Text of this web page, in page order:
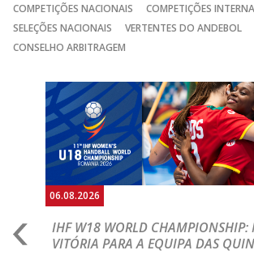
COMPETIÇÕES NACIONAIS
COMPETIÇÕES
SELEÇÕES NACIONAIS
VERTENTES DO ANDEBOL
CONSELHO ARBITRAGEM
06.08.2026
IHF W18 WORLD CHAMPIONSHIP:
VITÓRIA PARA A EQUIPA DAS
Anterior